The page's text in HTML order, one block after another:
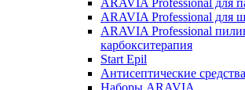
ARAVIA Professional для
ARAVIA Professional для
ARAVIA Professional
карбокситерапия
Start Epil
Антисептические средства
Наборы ARAVIA